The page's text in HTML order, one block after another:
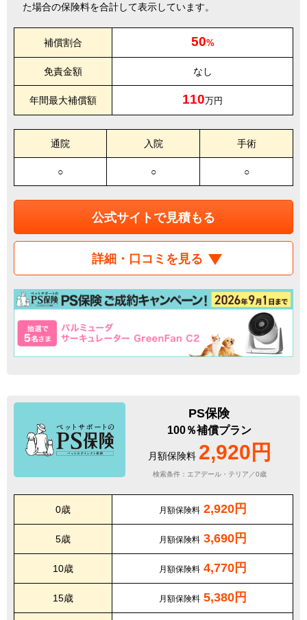
た場合の保険料を合計して表示しています。
補償割合 50%
免責金額 なし
年間最大補償額 110万円
通院 入院 手術
○ ○ ○
公式サイトで見積もる
詳細・口コミを見る
PS保険
100％補償プラン
月額保険料 2,920円
検索条件：エアデール・テリア／0歳
0歳 月額保険料 2,920円
5歳 月額保険料 3,690円
10歳 月額保険料 4,770円
15歳 月額保険料 5,380円